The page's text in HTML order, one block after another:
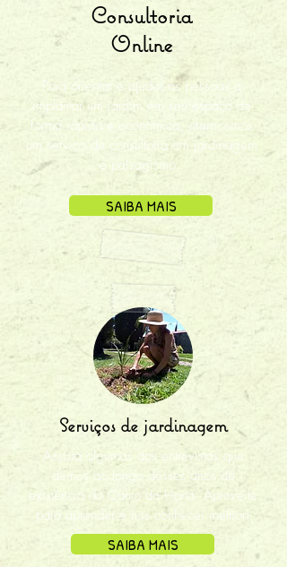
Consultoria
Online
Para orientar e ajudar as pessoas a
implantar um jardim em seu espaço de
forma rápida e econômica, oferecemos
um serviço de consultoria em jardinagem
e paisagismo.
SAIBA MAIS
Serviços de jardinagem
Assista algumas das entrevistas que
demos ao longo desses anos de
existência do Canto da Horta. Aproveite
para aprender e nos conhecer melhor!
SAIBA MAIS